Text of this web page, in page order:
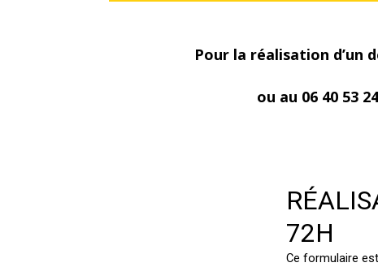
Pour la réalisation d’un
ou au 06 40 53